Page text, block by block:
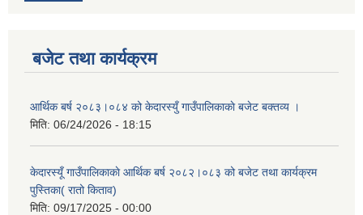
बजेट तथा कार्यक्रम
आर्थिक बर्ष २०८३।०८४ को केदारस्युँ गाउँपालिकाकाे बजेट बक्तव्य ।
मिति: 06/24/2026 - 18:15
केदारस्यूँ गाउँपालिकाकाे आर्थिक बर्ष २०८२।०८३ को बजेट तथा कार्यक्रम
पुस्तिका( रातो किताव)
मिति: 09/17/2025 - 00:00